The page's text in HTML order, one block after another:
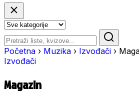
Početna › Muzika › Izvođači ›
Izvođači
Magazin